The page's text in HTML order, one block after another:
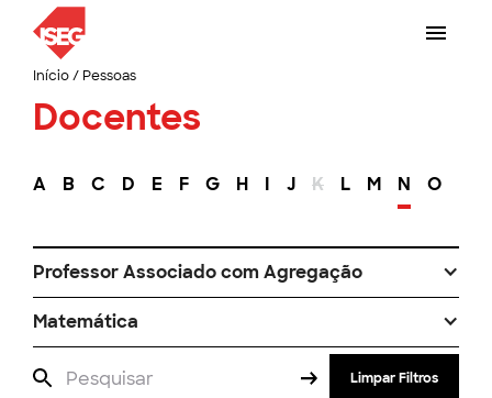
Início/ Pessoas
Docentes
A B C D E F G H I J K L M N O
Professor Associado com Agregação
Matemática
Limpar Filtros